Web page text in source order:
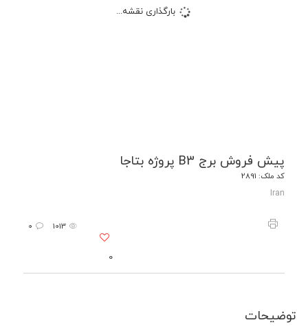
بارگذاری نقشه...
پیش فروش برج B3 پروژه بتاجا
کد ملک: 2891
Iran
1013
0
توضیحات